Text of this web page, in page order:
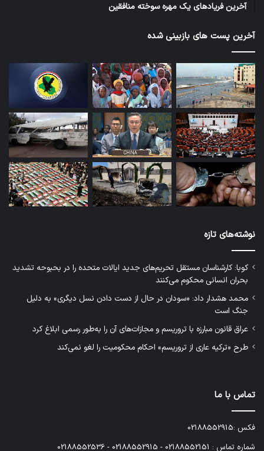
آخرین فریادهای یک مهره سوخته منافقین
آخرین پست های بازبینی شده
نوشته‌های تازه
کوبا: کارشناسان مستقل تحریم‌های جدید ایالات متحده را در بحبوحه تشدید
بحران انسانی محکوم می‌کنند
محمد هشدار داد: «سودان در حال از دست دادن نسل دیگری» به دلیل
جنگ است
عراق قانون مبارزه با تروریسم و مجازات‌های آن را به‌طور رسمی ابلاغ کرد
طرح «ترکیه عاری از تروریسم» احکام محکومیت را لغو نمی‌کند
تماس با ما
فکس :02188552915
شماره تماس : 02188552151 - 02188552915 - 02188552536